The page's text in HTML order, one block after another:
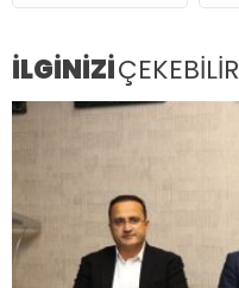
İLGİNİZİÇEKEBİLİR